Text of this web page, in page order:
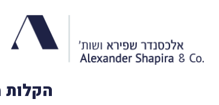
הקלות מס